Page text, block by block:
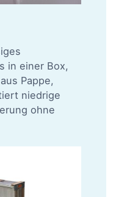
in einer Box,
Pappe,
niedrige
ohne